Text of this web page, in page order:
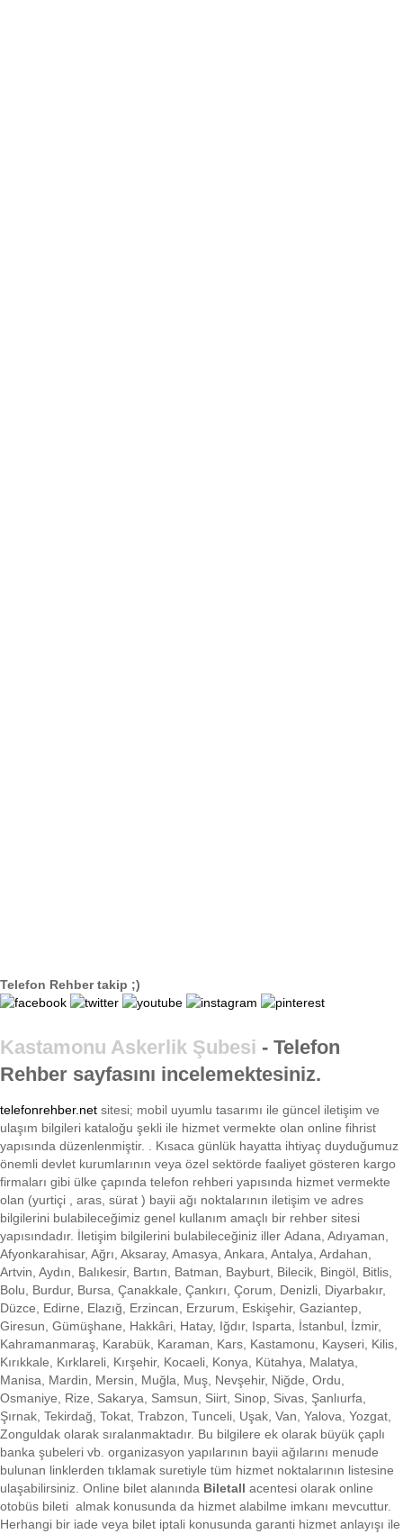
Telefon Rehber takip ;)
Kastamonu Askerlik Şubesi - Telefon
Rehber sayfasını incelemektesiniz.
telefonrehber.net sitesi; mobil uyumlu tasarımı ile güncel iletişim ve
ulaşım bilgileri kataloğu şekli ile hizmet vermekte olan online fihrist
yapısında düzenlenmiştir. . Kısaca günlük hayatta ihtiyaç duyduğumuz
önemli devlet kurumlarının veya özel sektörde faaliyet gösteren kargo
firmaları gibi ülke çapında telefon rehberi yapısında hizmet vermekte
olan (yurtiçi , aras, sürat ) bayii ağı noktalarının iletişim ve adres
bilgilerini bulabileceğimiz genel kullanım amaçlı bir rehber sitesi
yapısındadır. İletişim bilgilerini bulabileceğiniz iller Adana, Adıyaman,
Afyonkarahisar, Ağrı, Aksaray, Amasya, Ankara, Antalya, Ardahan,
Artvin, Aydın, Balıkesir, Bartın, Batman, Bayburt, Bilecik, Bingöl, Bitlis,
Bolu, Burdur, Bursa, Çanakkale, Çankırı, Çorum, Denizli, Diyarbakır,
Düzce, Edirne, Elazığ, Erzincan, Erzurum, Eskişehir, Gaziantep,
Giresun, Gümüşhane, Hakkâri, Hatay, Iğdır, Isparta, İstanbul, İzmir,
Kahramanmaraş, Karabük, Karaman, Kars, Kastamonu, Kayseri, Kilis,
Kırıkkale, Kırklareli, Kırşehir, Kocaeli, Konya, Kütahya, Malatya,
Manisa, Mardin, Mersin, Muğla, Muş, Nevşehir, Niğde, Ordu,
Osmaniye, Rize, Sakarya, Samsun, Siirt, Sinop, Sivas, Şanlıurfa,
Şırnak, Tekirdağ, Tokat, Trabzon, Tunceli, Uşak, Van, Yalova, Yozgat,
Zonguldak olarak sıralanmaktadır. Bu bilgilere ek olarak büyük çaplı
banka şubeleri vb. organizasyon yapılarının bayii ağılarını menude
bulunan linklerden tıklamak suretiyle tüm hizmet noktalarının listesine
ulaşabilirsiniz. Online bilet alanında Biletall acentesi olarak online
otobüs bileti almak konusunda da hizmet alabilme imkanı mevcuttur.
Herhangi bir iade veya bilet iptali konusunda garanti hizmet anlayışı ile